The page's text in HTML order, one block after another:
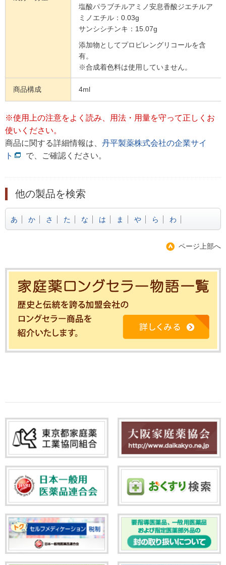
塩酸パラブチルアミノ安息香酸ジエチルア
ミノエチル：0.03g
サンシシチンキ：15.07g
添加物としてプロピレングリコールを含
有。
※合成着色料は使用していません。
商品構成 4ml
※使用上の注意をよく読み、用法・用量を守って正しくお
使いください。
商品に関する詳細情報は、 丹平製薬株式会社の企業サイ
ト
で、ご確認ください。
他の製品を検索
あ か さ た な は ま や ら わ
ページ上部へ